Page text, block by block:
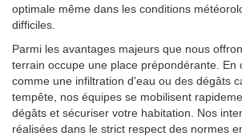
optimale même dans les conditions
difficiles.
Parmi les avantages majeurs que nous
terrain occupe une place prépondérante. En
comme une infiltration d'eau ou des dégâts
tempête, nos équipes se mobilisent
dégâts et sécuriser votre habitation. Nos
réalisées dans le strict respect des normes